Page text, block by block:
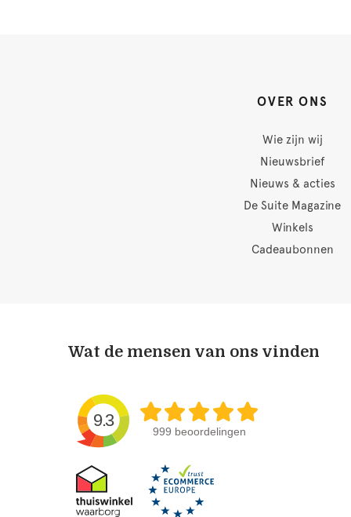
OVER ONS
Wie zijn wij
Nieuwsbrief
Nieuws & acties
De Suite Magazine
Winkels
Cadeaubonnen
Wat de mensen van ons vinden
9.3
999 beoordelingen